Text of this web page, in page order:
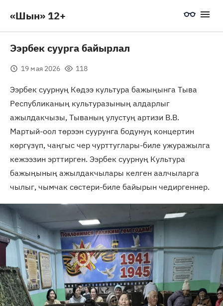
«Шын» 12+
Ээрбек суурга байырлал
19 мая 2026 118
Ээрбек суурнуң Көдээ культура бажыңынга Тыва
Республиканың культуразының алдарлыг
ажылдакчызы, Тываның улустуң артизи В.В.
Мартый-оол төрээн суурунга бодунуң концертин
көргүзүп, чаңгыс чер чурттуглары-биле ужуражылга
кежээзин эрттирген. Ээрбек суурнуң Культура
бажыңының ажылдакчылары келген аалчыларга
чылыг, чымчак сөстери-биле байырын чедиргеннер.